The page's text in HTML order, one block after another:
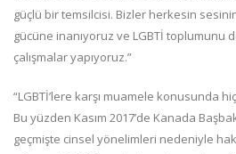
güçlü bir temsilcisi. Bizler herkesin
gücüne inanıyoruz ve LGBTİ toplumunu
çalışmalar yapıyoruz.”
“LGBTİ’lere karşı muamele konusunda
Bu yüzden Kasım 2017’de Kanada
geçmişte cinsel yönelimleri nedeniyle